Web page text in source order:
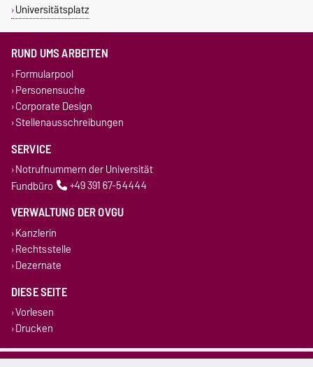
Universitätsplatz
RUND UMS ARBEITEN
Formularpool
Personensuche
Corporate Design
Stellenausschreibungen
SERVICE
Notrufnummern der Universität
Fundbüro
+49 391 67-54444
VERWALTUNG DER OVGU
Kanzlerin
Rechtsstelle
Dezernate
DIESE SEITE
Vorlesen
Drucken
Impressum